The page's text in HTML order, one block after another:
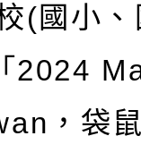
(國小
2024
，袋